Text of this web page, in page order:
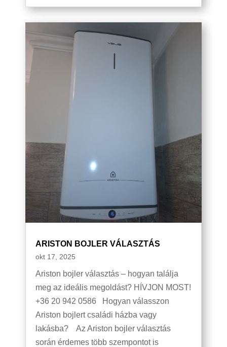
ARISTON BOJLER VÁLASZTÁS
okt 17, 2025
Ariston bojler választás – hogyan találja
meg az ideális megoldást? HÍVJON MOST!
+36 20 942 0586 Hogyan válasszon
Ariston bojlert családi házba vagy
lakásba? Az Ariston bojler választás
során érdemes több szempontot is